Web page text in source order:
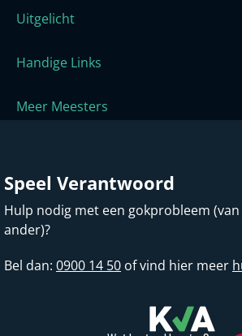
Uitgelicht
Handige Links
Meer Meesters
Speel Verantwoord
Hulp nodig met een gokprobleem
ander)?
Bel dan: 0900 14 50 of vind hier meer